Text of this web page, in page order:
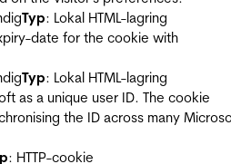
Typ: Lokal HTML-lagring
date for the cookie with
Typ: Lokal HTML-lagring
as a unique user ID. The cookie
the ID across many
: HTTP-cookie